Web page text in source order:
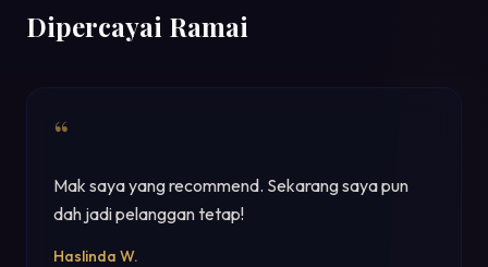
Dipercayai Ramai
“
Saya beli untuk ibu. Dia kata ketidakselesaan sendi
dah kurang banyak. Terbaik!
Liyana T.